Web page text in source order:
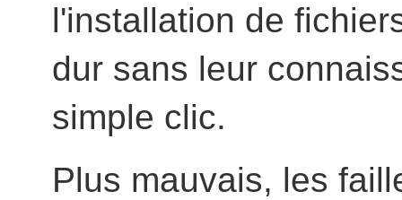
l'installation de
dur sans leur
simple clic.
Plus mauvais, les